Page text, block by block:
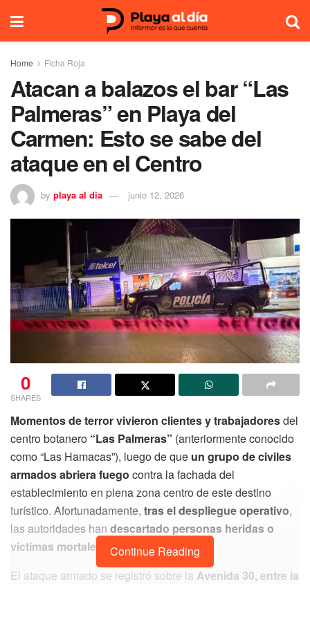
Home Ficha Roja
Atacan a balazos el bar “Las
Palmeras” en Playa del
Carmen: Esto se sabe del
ataque en el Centro
by playa al dia junio 12, 2026
0
SHARES
Momentos de terror vivieron clientes y trabajadoresdel
centro botanero “Las Palmeras” (anteriormente conocido
como “Las Hamacas”), luego de que un grupo de civiles
armados abriera fuego contra la fachada del
establecimiento en plena zona centro de este destino
turístico. Afortunadamente, tras el despliegue operativo,
las autoridades han descartado personas heridas o
víctimas mortales.
El ataque armado se registró sobre la Avenida 30, entre la
Continue Reading